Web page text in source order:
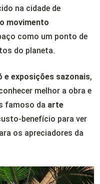
na cidade de
movimento
como um ponto de
do planeta.
e exposições sazonais,
melhor a obra e
famoso da arte
benefício para ver
os apreciadores da